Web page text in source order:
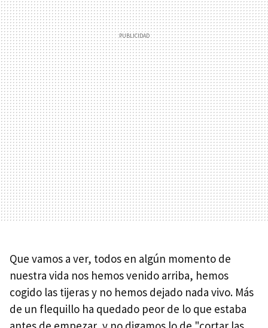
Que vamos a ver, todos en algún momento de
nuestra vida nos hemos venido arriba, hemos
cogido las tijeras y no hemos dejado nada vivo. Más
de un flequillo ha quedado peor de lo que estaba